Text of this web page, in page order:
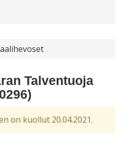
Talventuoja
on kuollut 20.04.2021.